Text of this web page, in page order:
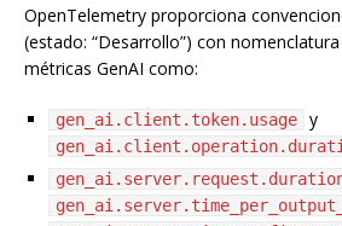
OpenTelemetry proporciona
(estado: “Desarrollo”) con
métricas GenAI como:
gen_ai.client.token.usage y